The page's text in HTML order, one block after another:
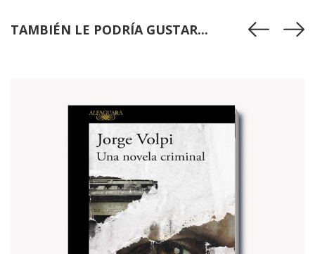
TAMBIÉN LE PODRÍA GUSTAR...